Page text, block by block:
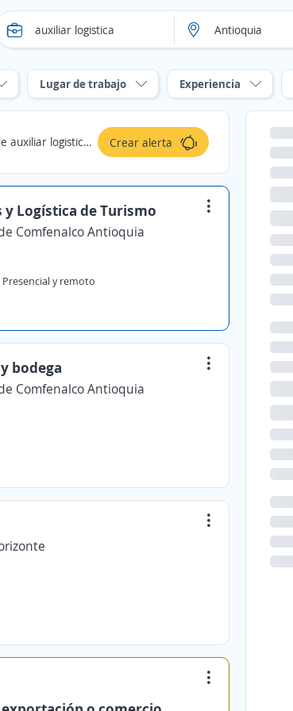
Lugar de trabajo Experiencia
logistica en Antioquia Crear alerta
y Logística de Turismo
Comfenalco Antioquia
Presencial y remoto
bodega
Comfenalco Antioquia